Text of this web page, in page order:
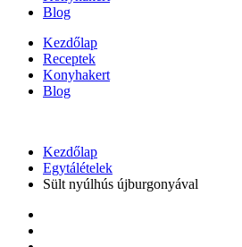
Blog
Kezdőlap
Receptek
Konyhakert
Blog
Kezdőlap
Egytálételek
Sült nyúlhús újburgonyával